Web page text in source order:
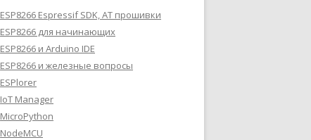
ESP8266 Espressif SDK, AT прошивки
ESP8266 для начинающих
ESP8266 и Arduino IDE
ESP8266 и железные вопросы
ESPlorer
IoT Manager
MicroPython
NodeMCU